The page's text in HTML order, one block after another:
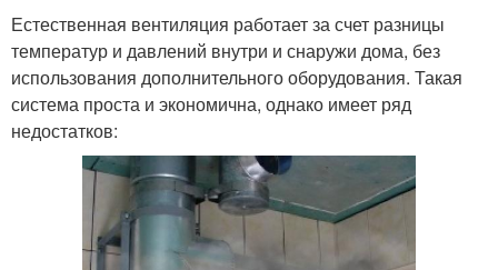
Естественная вентиляция работает за счет разницы
температур и давлений внутри и снаружи дома, без
использования дополнительного оборудования. Такая
система проста и экономична, однако имеет ряд
недостатков: